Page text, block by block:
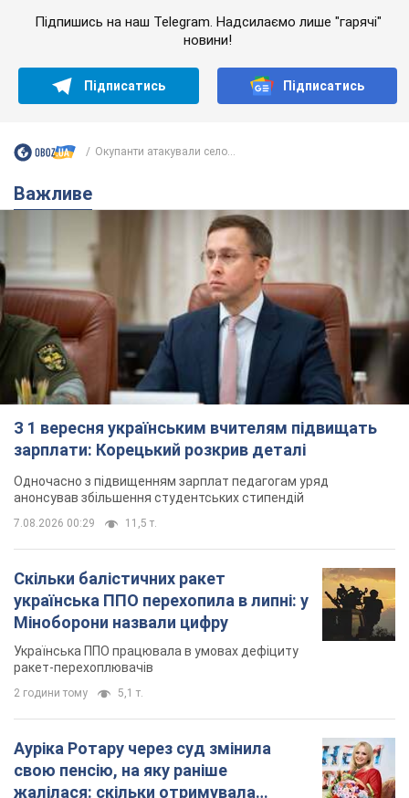
Підпишись на наш Telegram. Надсилаємо лише "гарячі"
новини!
Підписатись Підписатись
Окупанти атакували село...
Важливе
З 1 вересня українським вчителям підвищать
зарплати: Корецький розкрив деталі
Одночасно з підвищенням зарплат педагогам уряд
анонсував збільшення студентських стипендій
7.08.2026 00:29 11,5 т.
Скільки балістичних ракет
українська ППО перехопила в липні: у
Міноборони назвали цифру
Українська ППО працювала в умовах дефіциту
ракет-перехоплювачів
2 години тому 5,1 т.
Ауріка Ротару через суд змінила
свою пенсію, на яку раніше
жалілася: скільки отримувала